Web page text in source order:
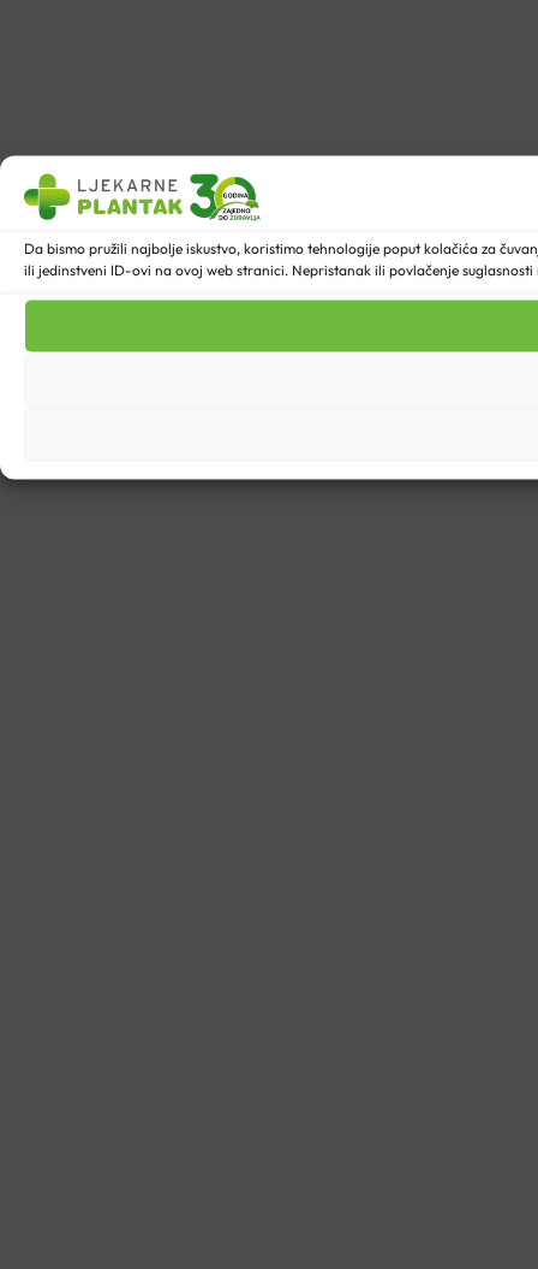
Da bismo pružili najbolje iskustvo, koristimo tehnologije poput kolačića za
ili jedinstveni ID-ovi na ovoj web stranici. Nepristanak ili povlačenje